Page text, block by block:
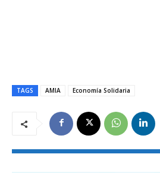
TAGS AMIA Economía Solidaria